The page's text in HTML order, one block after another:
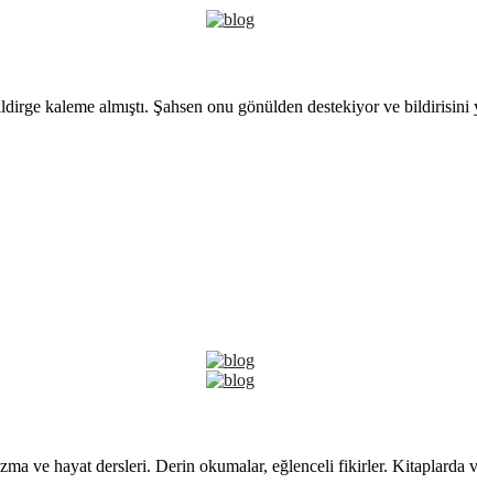
kaleme almıştı. Şahsen onu gönülden destekiyor ve bildirisini
ve hayat dersleri. Derin okumalar, eğlenceli fikirler.